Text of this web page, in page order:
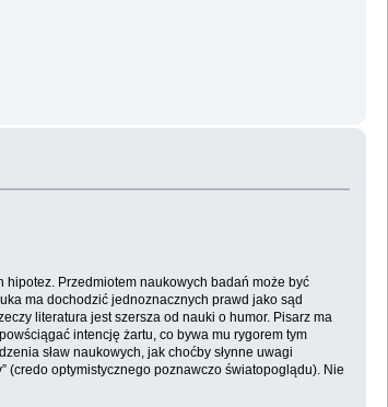
hipotez. Przedmiotem naukowych badań może być
ma dochodzić jednoznacznych prawd jako sąd
literatura jest szersza od nauki o humor. Pisarz ma
intencję żartu, co bywa mu rygorem tym
sław naukowych, jak choćby słynne uwagi
(credo optymistycznego poznawczo światopoglądu). Nie